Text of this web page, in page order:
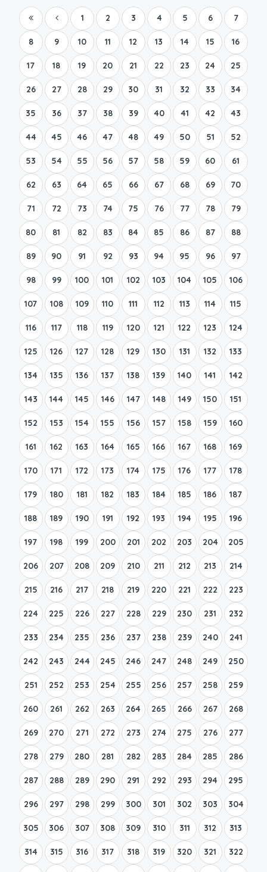
1 2 3 4 5 6 7
8 9 10 11 12 13 14 15 16
17 18 19 20 21 22 23 24 25
26 27 28 29 30 31 32 33 34
35 36 37 38 39 40 41 42 43
44 45 46 47 48 49 50 51 52
53 54 55 56 57 58 59 60 61
62 63 64 65 66 67 68 69 70
71 72 73 74 75 76 77 78 79
80 81 82 83 84 85 86 87 88
89 90 91 92 93 94 95 96 97
98 99 100 101 102 103 104 105 106
107 108 109 110 111 112 113 114 115
116 117 118 119 120 121 122 123 124
125 126 127 128 129 130 131 132 133
134 135 136 137 138 139 140 141 142
143 144 145 146 147 148 149 150 151
152 153 154 155 156 157 158 159 160
161 162 163 164 165 166 167 168 169
170 171 172 173 174 175 176 177 178
179 180 181 182 183 184 185 186 187
188 189 190 191 192 193 194 195 196
197 198 199 200 201 202 203 204 205
206 207 208 209 210 211 212 213 214
215 216 217 218 219 220 221 222 223
224 225 226 227 228 229 230 231 232
233 234 235 236 237 238 239 240 241
242 243 244 245 246 247 248 249 250
251 252 253 254 255 256 257 258 259
260 261 262 263 264 265 266 267 268
269 270 271 272 273 274 275 276 277
278 279 280 281 282 283 284 285 286
287 288 289 290 291 292 293 294 295
296 297 298 299 300 301 302 303 304
305 306 307 308 309 310 311 312 313
314 315 316 317 318 319 320 321 322